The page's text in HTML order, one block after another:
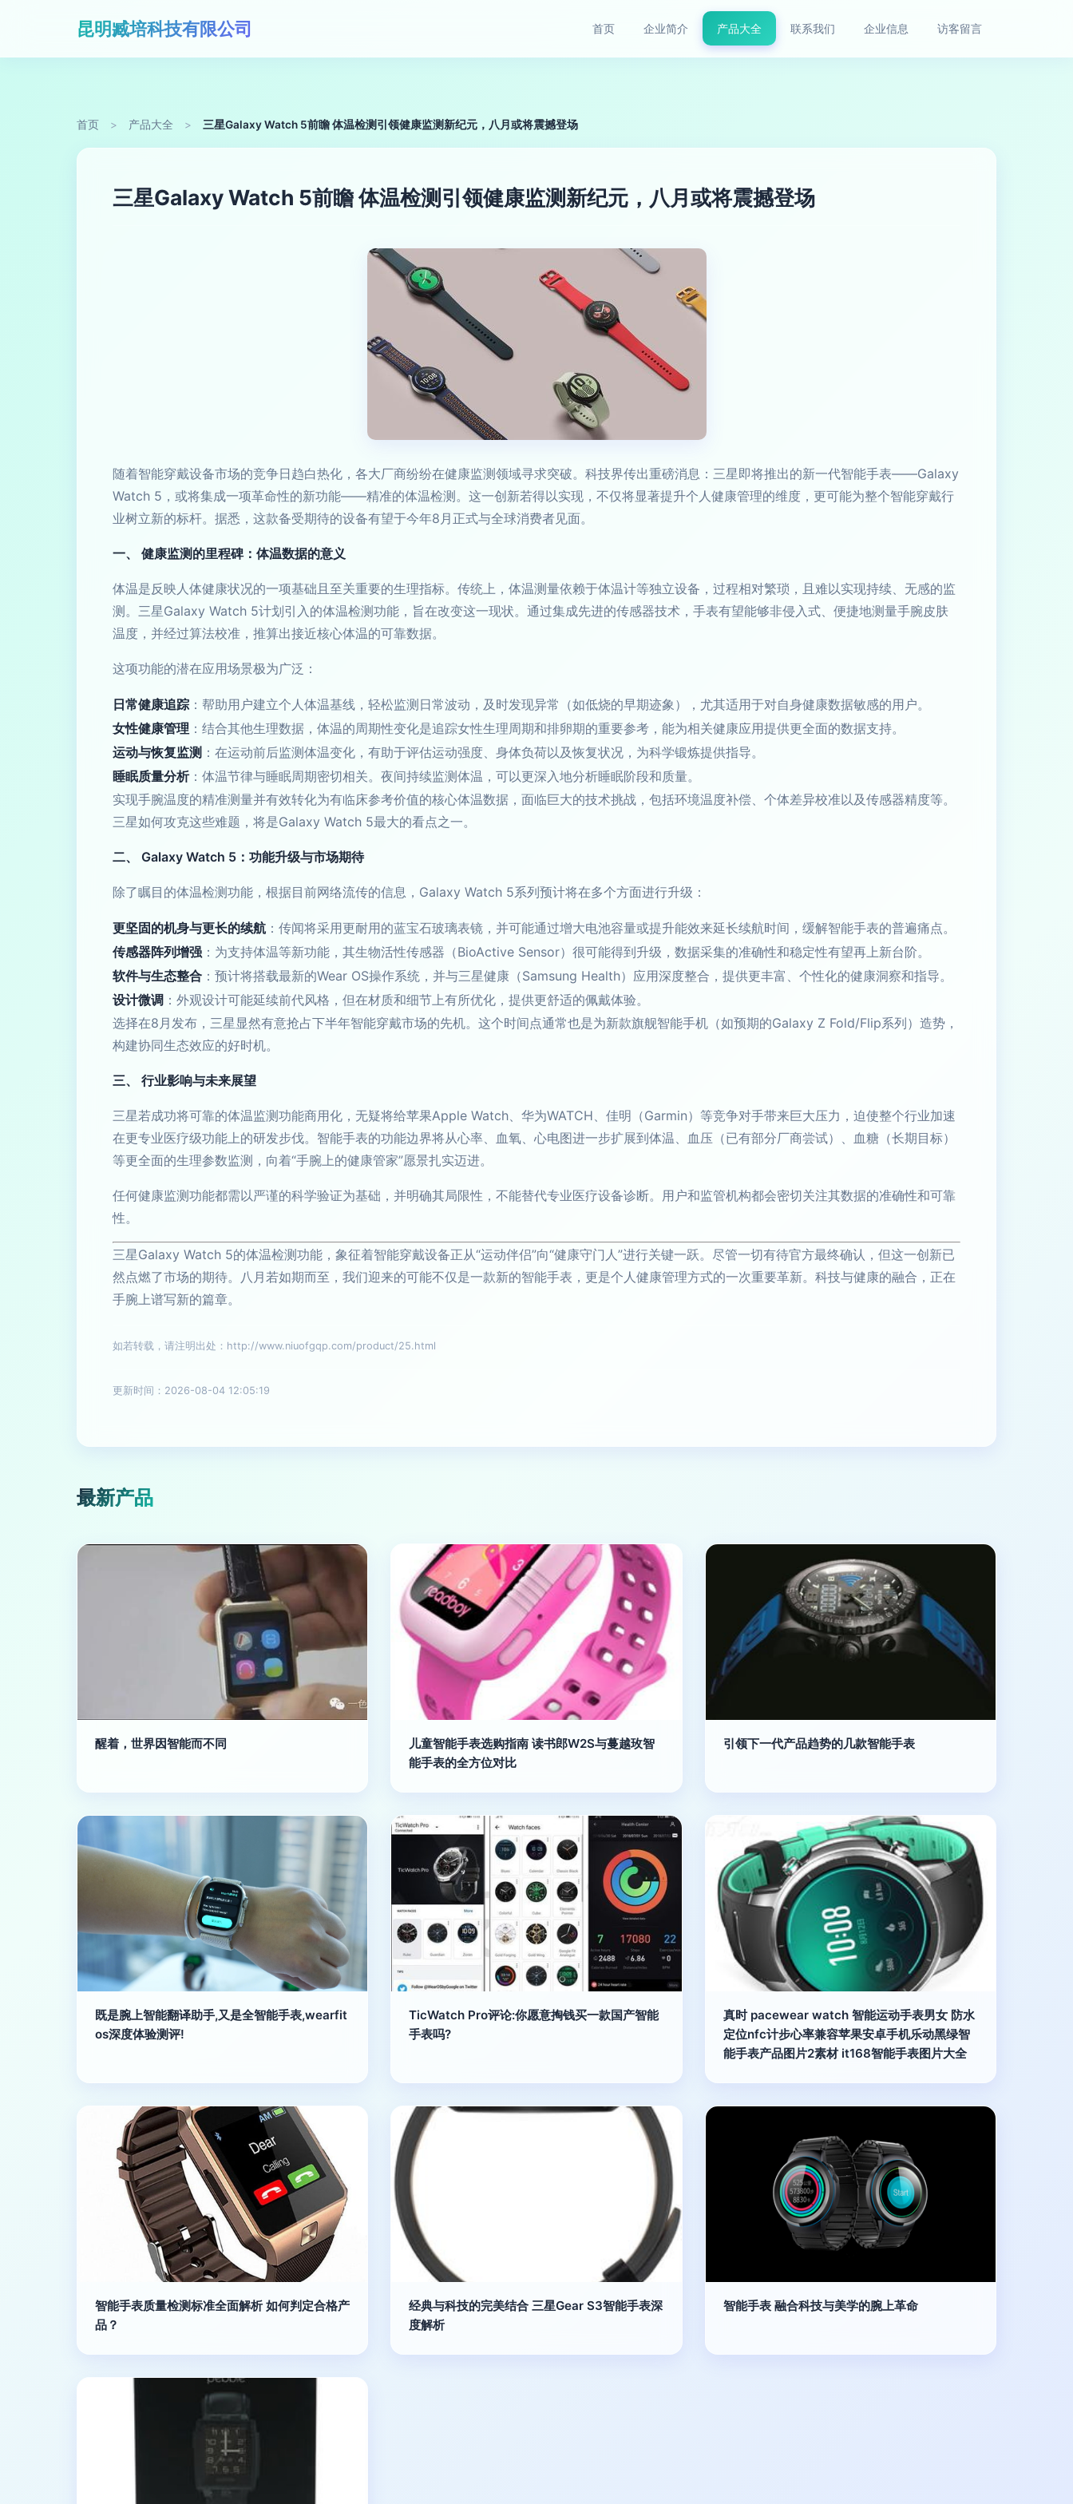
昆明臧培科技有限公司 首页 企业简介 产品大全 联系我们 企业信息 访客留言
首页 > 产品大全 > 三星Galaxy Watch 5前瞻 体温检测引领健康监测新纪元，八月或将震撼登场
三星Galaxy Watch 5前瞻 体温检测引领健康监测新纪元，八月或将震撼登场
随着智能穿戴设备市场的竞争日趋白热化，各大厂商纷纷在健康监测领域寻求突破。科技界传出重磅消息：三星即将推出的新一代智能手表——Galaxy
Watch 5，或将集成一项革命性的新功能——精准的体温检测。这一创新若得以实现，不仅将显著提升个人健康管理的维度，更可能为整个智能穿戴行
业树立新的标杆。据悉，这款备受期待的设备有望于今年8月正式与全球消费者见面。
一、 健康监测的里程碑：体温数据的意义
体温是反映人体健康状况的一项基础且至关重要的生理指标。传统上，体温测量依赖于体温计等独立设备，过程相对繁琐，且难以实现持续、无感的监
测。三星Galaxy Watch 5计划引入的体温检测功能，旨在改变这一现状。通过集成先进的传感器技术，手表有望能够非侵入式、便捷地测量手腕皮肤
温度，并经过算法校准，推算出接近核心体温的可靠数据。
这项功能的潜在应用场景极为广泛：
日常健康追踪 ：帮助用户建立个人体温基线，轻松监测日常波动，及时发现异常（如低烧的早期迹象），尤其适用于对自身健康数据敏感的用户。
女性健康管理 ：结合其他生理数据，体温的周期性变化是追踪女性生理周期和排卵期的重要参考，能为相关健康应用提供更全面的数据支持。
运动与恢复监测 ：在运动前后监测体温变化，有助于评估运动强度、身体负荷以及恢复状况，为科学锻炼提供指导。
睡眠质量分析：体温节律与睡眠周期密切相关。夜间持续监测体温，可以更深入地分析睡眠阶段和质量。
实现手腕温度的精准测量并有效转化为有临床参考价值的核心体温数据，面临巨大的技术挑战，包括环境温度补偿、个体差异校准以及传感器精度等。
三星如何攻克这些难题，将是Galaxy Watch 5最大的看点之一。
二、 Galaxy Watch 5：功能升级与市场期待
除了瞩目的体温检测功能，根据目前网络流传的信息，Galaxy Watch 5系列预计将在多个方面进行升级：
更坚固的机身与更长的续航 ：传闻将采用更耐用的蓝宝石玻璃表镜，并可能通过增大电池容量或提升能效来延长续航时间，缓解智能手表的普遍痛点。
传感器阵列增强 ：为支持体温等新功能，其生物活性传感器（BioActive Sensor）很可能得到升级，数据采集的准确性和稳定性有望再上新台阶。
软件与生态整合 ：预计将搭载最新的Wear OS操作系统，并与三星健康（Samsung Health）应用深度整合，提供更丰富、个性化的健康洞察和指导。
设计微调 ：外观设计可能延续前代风格，但在材质和细节上有所优化，提供更舒适的佩戴体验。
选择在8月发布，三星显然有意抢占下半年智能穿戴市场的先机。这个时间点通常也是为新款旗舰智能手机（如预期的Galaxy Z Fold/Flip系列）造势，
构建协同生态效应的好时机。
三、 行业影响与未来展望
三星若成功将可靠的体温监测功能商用化，无疑将给苹果Apple Watch、华为WATCH、佳明（Garmin）等竞争对手带来巨大压力，迫使整个行业加速
在更专业医疗级功能上的研发步伐。智能手表的功能边界将从心率、血氧、心电图进一步扩展到体温、血压（已有部分厂商尝试）、血糖（长期目标）
等更全面的生理参数监测，向着“手腕上的健康管家”愿景扎实迈进。
任何健康监测功能都需以严谨的科学验证为基础，并明确其局限性，不能替代专业医疗设备诊断。用户和监管机构都会密切关注其数据的准确性和可靠
性。
三星Galaxy Watch 5的体温检测功能，象征着智能穿戴设备正从“运动伴侣”向“健康守门人”进行关键一跃。尽管一切有待官方最终确认，但这一创新已
然点燃了市场的期待。八月若如期而至，我们迎来的可能不仅是一款新的智能手表，更是个人健康管理方式的一次重要革新。科技与健康的融合，正在
手腕上谱写新的篇章。
如若转载，请注明出处：http://www.niuofgqp.com/product/25.html
更新时间：2026-08-04 12:05:19
最新产品
醒着，世界因智能而不同
儿童智能手表选购指南 读书郎W2S与蔓越玫智
能手表的全方位对比
引领下一代产品趋势的几款智能手表
既是腕上智能翻译助手,又是全智能手表,wearfit
os深度体验测评!
TicWatch Pro评论:你愿意掏钱买一款国产智能
手表吗?
真时 pacewear watch 智能运动手表男女 防水
定位nfc计步心率兼容苹果安卓手机乐动黑绿智
能手表产品图片2素材 it168智能手表图片大全
智能手表质量检测标准全面解析 如何判定合格产
品？
经典与科技的完美结合 三星Gear S3智能手表深
度解析
智能手表 融合科技与美学的腕上革命